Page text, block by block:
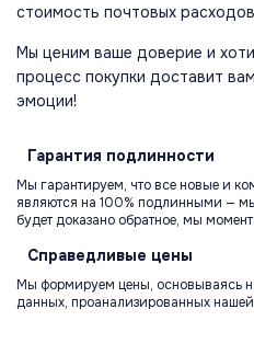
стоимость почтовых
Мы ценим ваше доверие и
процесс покупки доставит
эмоции!
Гарантия подлинности
Мы гарантируем, что все новые и
являются на 100% подлинными —
будет доказано обратное, мы
Справедливые цены
Мы формируем цены, основываясь
данных, проанализированных